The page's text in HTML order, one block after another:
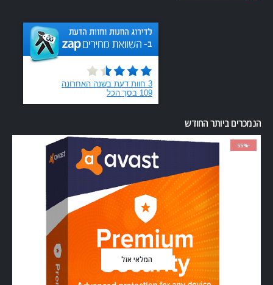
הנמכרים ביותר החודש
-55%
המלאי אזל